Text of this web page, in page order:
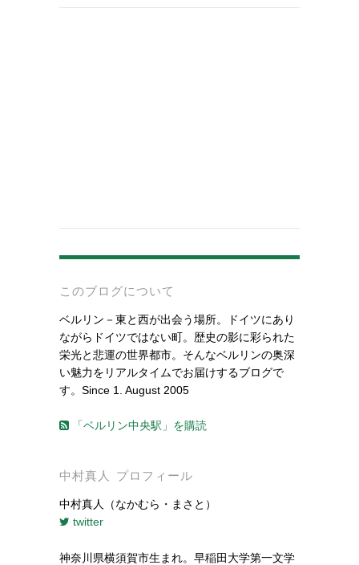
このブログについて
ベルリン－東と西が出会う場所。ドイツにあり
ながらドイツではない町。歴史の影に彩られた
栄光と悲運の世界都市。そんなベルリンの奥深
い魅力をリアルタイムでお届けするブログで
す。Since 1. August 2005
「ベルリン中央駅」を購読
中村真人 プロフィール
中村真人（なかむら・まさと）
twitter
神奈川県横須賀市生まれ。早稲田大学第一文学